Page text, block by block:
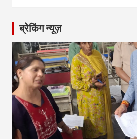
ब्रेकिंग न्यूज़